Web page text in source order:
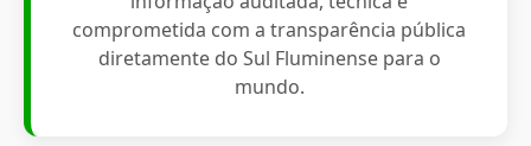
comprometida com a transparência pública
diretamente do Sul Fluminense para o
mundo.